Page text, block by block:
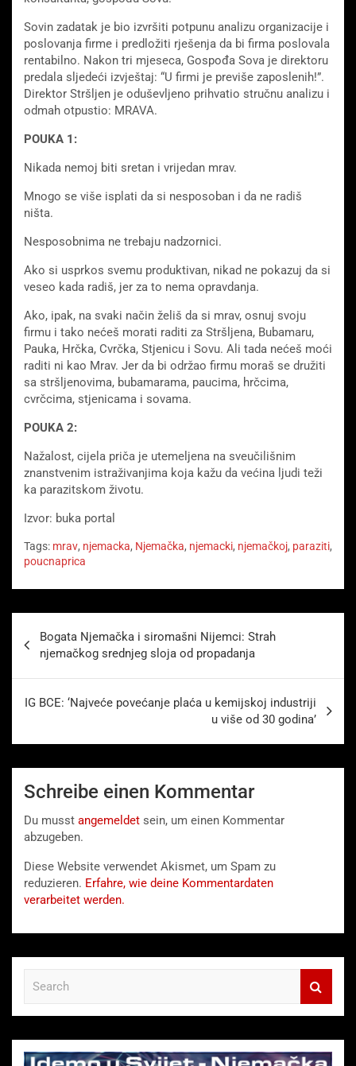
Sovin zadatak je bio izvršiti potpunu analizu organizacije i
poslovanja firme i predložiti rješenja da bi firma poslovala
rentabilno. Nakon tri mjeseca, Gospođa Sova je direktoru
predala sljedeći izvještaj: “U firmi je previše zaposlenih!”.
Direktor Stršljen je oduševljeno prihvatio stručnu analizu i
odmah otpustio: MRAVA.
POUKA 1:
Nikada nemoj biti sretan i vrijedan mrav.
Mnogo se više isplati da si nesposoban i da ne radiš
ništa.
Nesposobnima ne trebaju nadzornici.
Ako si usprkos svemu produktivan, nikad ne pokazuj da si
veseo kada radiš, jer za to nema opravdanja.
Ako, ipak, na svaki način želiš da si mrav, osnuj svoju
firmu i tako nećeš morati raditi za Stršljena, Bubamaru,
Pauka, Hrčka, Cvrčka, Stjenicu i Sovu. Ali tada nećeš moći
raditi ni kao Mrav. Jer da bi održao firmu moraš se družiti
sa stršljenovima, bubamarama, paucima, hrčcima,
cvrčcima, stjenicama i sovama.
POUKA 2:
Nažalost, cijela priča je utemeljena na sveučilišnim
znanstvenim istraživanjima koja kažu da većina ljudi teži
ka parazitskom životu.
Izvor: buka portal
Tags: mrav, njemacka, Njemačka, njemacki, njemačkoj, paraziti,
poucnaprica
Bogata Njemačka i siromašni Nijemci: Strah
njemačkog srednjeg sloja od propadanja
IG BCE: ‘Najveće povećanje plaća u kemijskoj industriji
u više od 30 godina’
Schreibe einen Kommentar
Du musst angemeldet sein, um einen Kommentar
abzugeben.
Diese Website verwendet Akismet, um Spam zu
reduzieren. Erfahre, wie deine Kommentardaten
verarbeitet werden.
c
h